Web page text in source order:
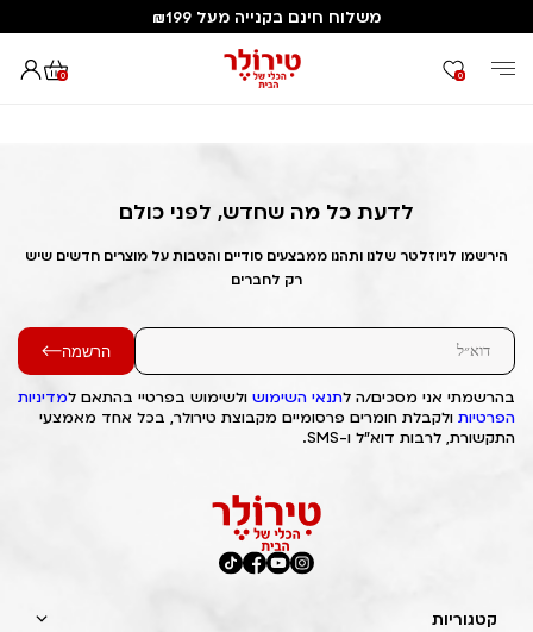
משלוח חינם בקנייה מעל ₪199
0 0
דף הבית Out of Stock Alert 2025/04/07 1744022846
לדעת כל מה שחדש, לפני כולם
הירשמו לניוזלטר שלנו ותהנו ממבצעים סודיים והטבות על מוצרים חדשים שיש
רק לחברים
הרשמה
בהרשמתי אני מסכים/ה לתנאי השימוש ולשימוש בפרטיי בהתאם למדיניות
הפרטיות ולקבלת חומרים פרסומיים מקבוצת טירולר, בכל אחד מאמצעי
התקשורת, לרבות דוא"ל ו-SMS.
קטגוריות